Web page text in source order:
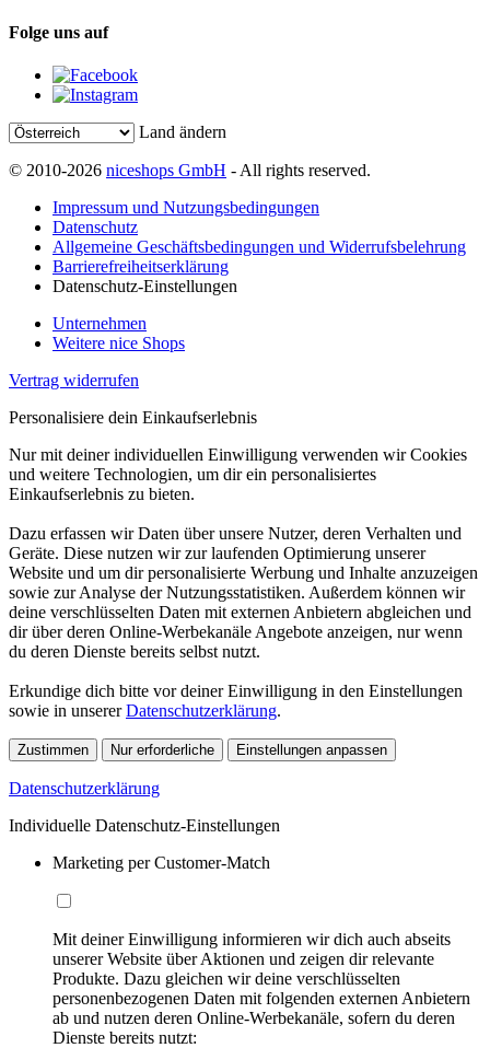
Folge uns auf
Land ändern
© 2010-2026 niceshops GmbH - All rights reserved.
Impressum und Nutzungsbedingungen
Datenschutz
Allgemeine Geschäftsbedingungen und Widerrufsbelehrung
Barrierefreiheitserklärung
Datenschutz-Einstellungen
Unternehmen
Weitere nice Shops
Vertrag widerrufen
Personalisiere dein Einkaufserlebnis
Nur mit deiner individuellen Einwilligung verwenden wir Cookies
und weitere Technologien, um dir ein personalisiertes
Einkaufserlebnis zu bieten.
Dazu erfassen wir Daten über unsere Nutzer, deren Verhalten und
Geräte. Diese nutzen wir zur laufenden Optimierung unserer
Website und um dir personalisierte Werbung und Inhalte anzuzeigen
sowie zur Analyse der Nutzungsstatistiken. Außerdem können wir
deine verschlüsselten Daten mit externen Anbietern abgleichen und
dir über deren Online-Werbekanäle Angebote anzeigen, nur wenn
du deren Dienste bereits selbst nutzt.
Erkundige dich bitte vor deiner Einwilligung in den Einstellungen
sowie in unsererDatenschutzerklärung.
Zustimmen Nur erforderliche Einstellungen anpassen
Datenschutzerklärung
Individuelle Datenschutz-Einstellungen
Marketing per Customer-Match
Mit deiner Einwilligung informieren wir dich auch abseits
unserer Website über Aktionen und zeigen dir relevante
Produkte. Dazu gleichen wir deine verschlüsselten
personenbezogenen Daten mit folgenden externen Anbietern
ab und nutzen deren Online-Werbekanäle, sofern du deren
Dienste bereits nutzt: